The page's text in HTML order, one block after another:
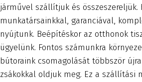
járművel szállítjuk és összeszereljük.
munkatársainkkal, garanciával,
nyújtunk. Beépítéskor az otthonok
ügyelünk. Fontos számunkra
bútoraink csomagolását többször
zsákokkal oldjuk meg. Ez a szállítási